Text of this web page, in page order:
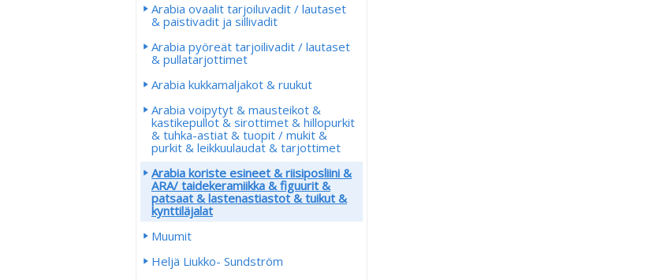
Arabia ovaalit tarjoiluvadit / lautaset
& paistivadit ja sillivadit
Arabia pyöreät tarjoilivadit / lautaset
& pullatarjottimet
Arabia kukkamaljakot & ruukut
Arabia voipytyt & mausteikot &
kastikepullot & sirottimet & hillopurkit
& tuhka-astiat & tuopit / mukit &
purkit & leikkuulaudat & tarjottimet
Arabia koriste esineet & riisiposliini &
ARA/ taidekeramiikka & figuurit &
patsaat & lastenastiastot & tuikut &
kynttiläjalat
Muumit
Heljä Liukko- Sundström